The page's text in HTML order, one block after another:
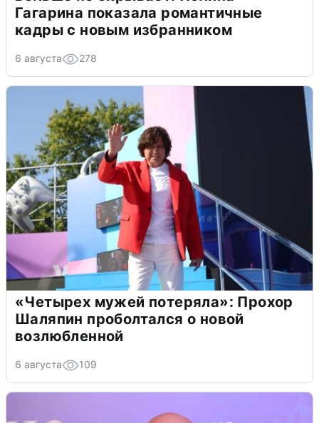
Гагарина показала романтичные
кадры с новым избранником
6 августа 278
«Четырех мужей потеряла»: Прохор
Шаляпин проболтался о новой
возлюбленной
6 августа 109